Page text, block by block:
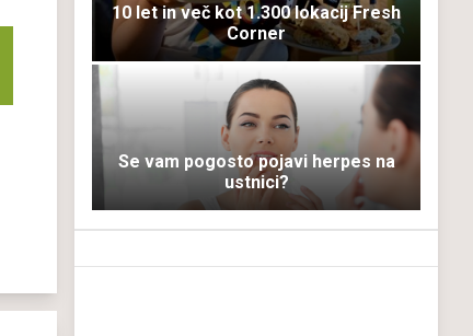
10 let in več kot 1.300 lokacij Fresh
Corner
Se vam pogosto pojavi herpes na
ustnici?